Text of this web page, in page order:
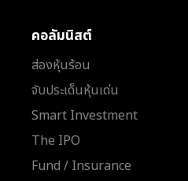
คอลัมนิสต์
ส่องหุ้นร้อน
จับประเด็นหุ้นเด่น
Smart Investment
The IPO
Fund / Insurance